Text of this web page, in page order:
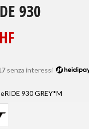
930
senza interessi
930 GREY*M